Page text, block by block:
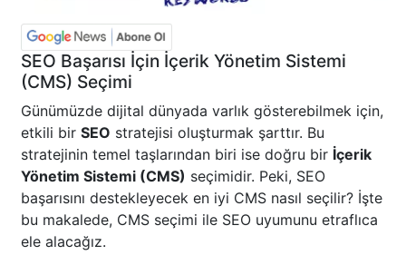
SEO Başarısı İçin İçerik Yönetim Sistemi
(CMS) Seçimi
Günümüzde dijital dünyada varlık gösterebilmek için,
etkili bir SEO stratejisi oluşturmak şarttır. Bu
stratejinin temel taşlarından biri ise doğru bir İçerik
Yönetim Sistemi (CMS) seçimidir. Peki, SEO
başarısını destekleyecek en iyi CMS nasıl seçilir? İşte
bu makalede, CMS seçimi ile SEO uyumunu etraflıca
ele alacağız.